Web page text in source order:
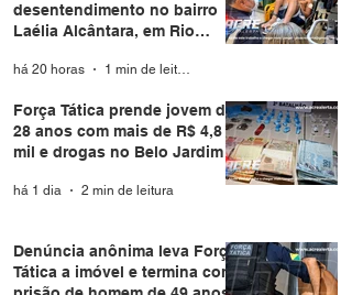
desentendimento no bairro
Laélia Alcântara, em Rio
há 20 horas 1 min de leitura
Força Tática prende jovem de
28 anos com mais de R$ 4,8
mil e drogas no Belo Jardim I
há 1 dia 2 min de leitura
Denúncia anônima leva Força
Tática a imóvel e termina com